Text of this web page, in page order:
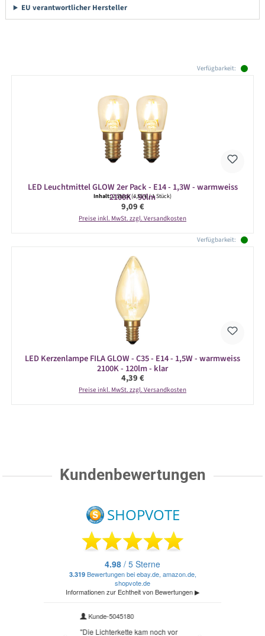
EU verantwortlicher Hersteller
Verfügbarkeit:
LED Leuchtmittel GLOW 2er Pack - E14 - 1,3W - warmweiss
2100K - 90lm
Inhalt:2 Stück(4,55 € / 1 Stück)
Regulärer Preis:
9,09 €
Preise inkl. MwSt. zzgl. Versandkosten
Verfügbarkeit:
LED Kerzenlampe FILA GLOW - C35 - E14 - 1,5W - warmweiss
2100K - 120lm - klar
Regulärer Preis:
4,39 €
Preise inkl. MwSt. zzgl. Versandkosten
Kundenbewertungen